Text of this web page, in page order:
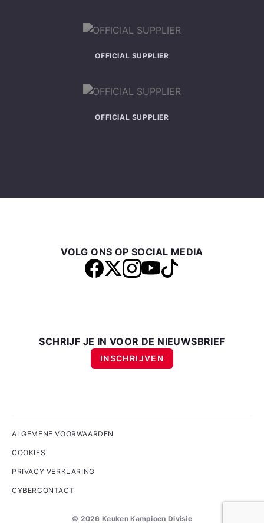
OFFICIAL SUPPLIER
OFFICIAL SUPPLIER
VOLG ONS OP SOCIAL MEDIA
SCHRIJF JE IN VOOR DE NIEUWSBRIEF
INSCHRIJVEN
ALGEMENE VOORWAARDEN
COOKIES
PRIVACY VERKLARING
CYBERCONTACT
© 2026 Keuken Kampioen Divisie